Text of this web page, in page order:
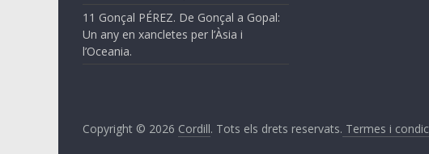
11 Gonçal PÉREZ. De Gonçal a Gopal:
Un any en xancletes per l’Àsia i
l’Oceania.
Copyright © 2026 Cordill. Tots els drets reservats. Termes i